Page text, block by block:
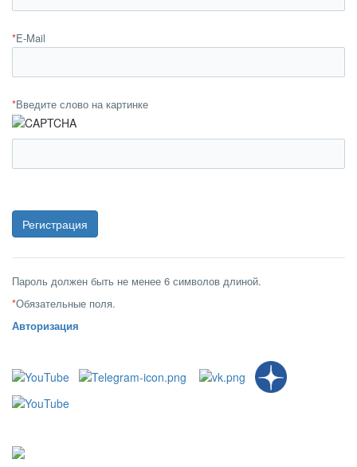
*E-Mail
*Введите слово на картинке
Пароль должен быть не менее 6 символов длиной.
*Обязательные поля.
Авторизация